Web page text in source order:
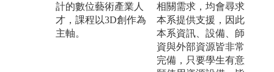
計的數位藝術產業人
才，課程以3D創作為
主軸。
相關需求，均會尋求
本系提供支援，因此
本系資訊、設備、師
資與外部資源皆非常
完備，只要學生有意